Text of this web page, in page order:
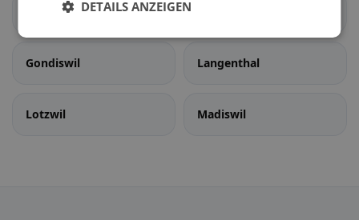
Bleienbach
Gondiswil Langenthal
Lotzwil Madiswil
DETAILS ANZEIGEN